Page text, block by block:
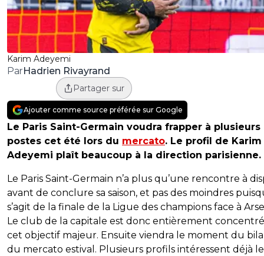
Karim Adeyemi
ParHadrien Rivayrand
Partager sur
Ajouter comme source préférée sur Google
Le Paris Saint-Germain voudra frapper à plusieurs
postes cet été lors du mercato. Le profil de Karim
Adeyemi plaît beaucoup à la direction parisienne.
Le Paris Saint-Germain n’a plus qu’une rencontre à
avant de conclure sa saison, et pas des moindres
s’agit de la finale de la Ligue des champions face à
Le club de la capitale est donc entièrement
cet objectif majeur. Ensuite viendra le moment du
du mercato estival. Plusieurs profils intéressent déjà